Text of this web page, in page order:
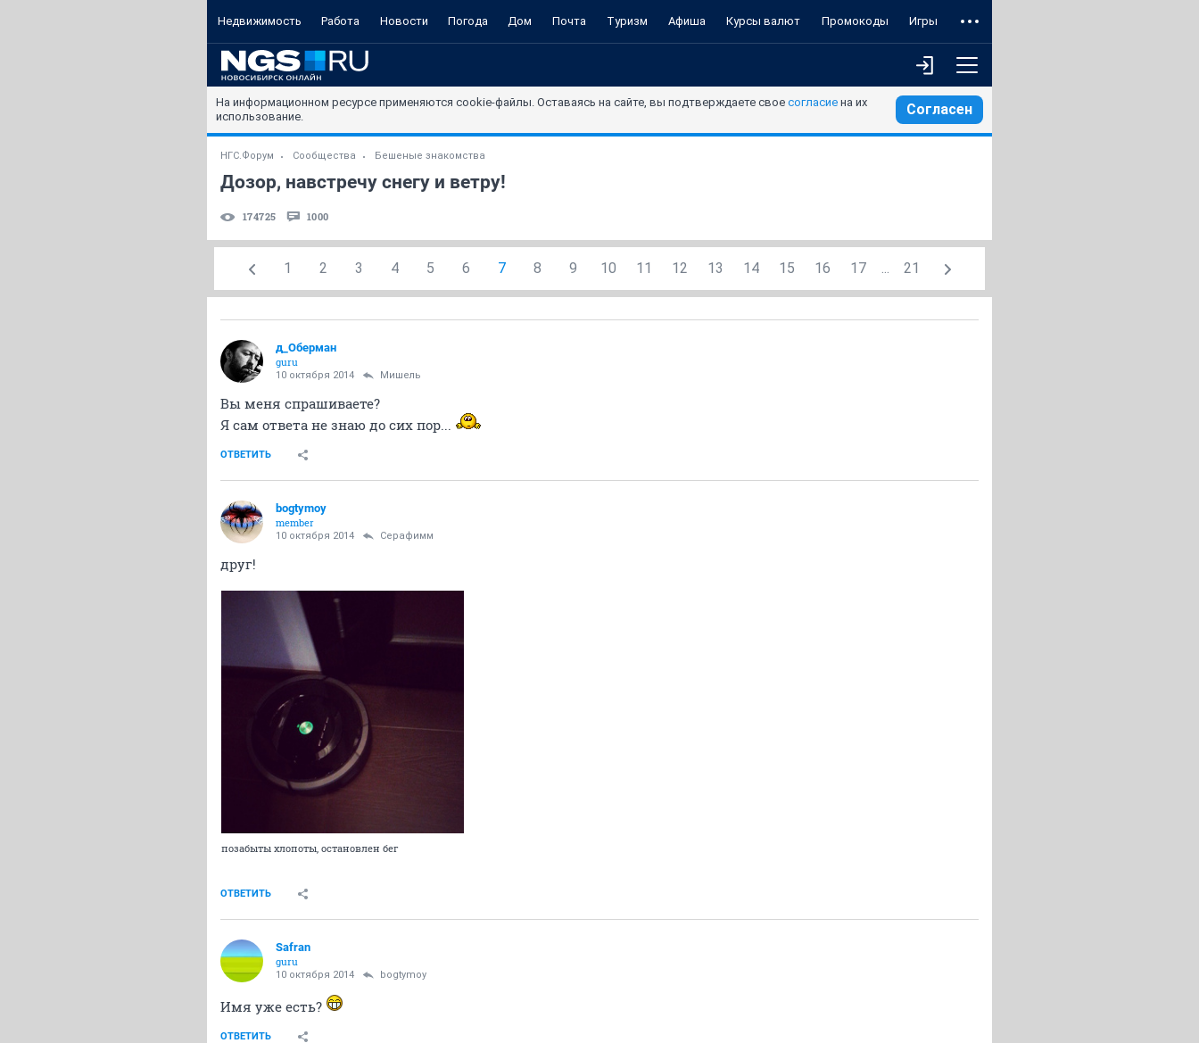
Недвижимость Работа Новости Погода Дом Почта Туризм Афиша Курсы валют Промокоды Игры
На информационном ресурсе применяются cookie-файлы. Оставаясь на сайте, вы подтверждаете свое согласие на их
использование.
Согласен
НГС.Форум Сообщества Бешеные знакомства
Дозор, навстречу снегу и ветру!
174725 1000
1 2 3 4 5 6 7 8 9 10 11 12 13 14 15 16 17 ... 21
д_Оберман
guru
10 октября 2014 Мишель
Вы меня спрашиваете?
Я сам ответа не знаю до сих пор...
ОТВЕТИТЬ
bogtymoy
member
10 октября 2014 Серафимм
друг!
позабыты хлопоты, остановлен бег
ОТВЕТИТЬ
Safran
guru
10 октября 2014 bogtymoy
Имя уже есть?
ОТВЕТИТЬ